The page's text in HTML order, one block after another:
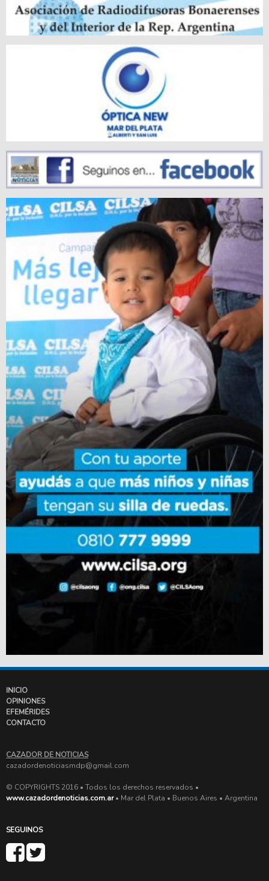
INICIO
OPINIONES
EFEMÉRIDES
CONTACTO
CAZADOR DE NOTICIAS
cazadordenoticiasmdp@gmail.com
© COPYRIGHTS 2016 • Todos los derechos reservados •
www.cazadordenoticias.com.ar• Mar del Plata • Buenos Aires • Argentina
SEGUINOS